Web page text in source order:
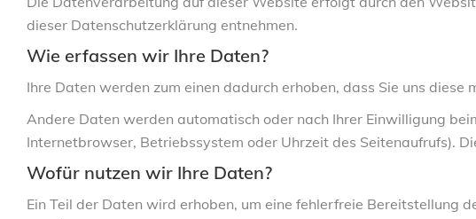
dieser Datenschutzerklärung entnehmen.
Wie erfassen wir Ihre Daten?
Ihre Daten werden zum einen dadurch erhoben, dass Sie uns
Andere Daten werden automatisch oder nach Ihrer Einwilligung
Internetbrowser, Betriebssystem oder Uhrzeit des Seitenaufrufs).
Wofür nutzen wir Ihre Daten?
Ein Teil der Daten wird erhoben, um eine fehlerfreie Bereitstellung